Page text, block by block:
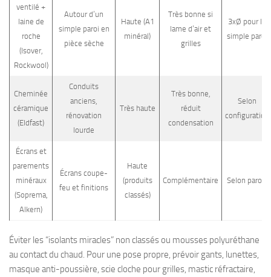
ventilé +
laine de
roche
(Isover,
Rockwool)
Autour d’un
simple paroi en
pièce sèche
Haute (A1
minéral)
Très bonne si
lame d’air et
grilles
3xØ pour le
simple paroi
Cheminée
céramique
(Eldfast)
Conduits
anciens,
rénovation
lourde
Très haute
Très bonne,
réduit
condensation
Selon
configuration
Écrans et
parements
minéraux
(Soprema,
Alkern)
Écrans coupe-
feu et finitions
Haute
(produits
classés)
Complémentaire Selon parois
Éviter les “isolants miracles” non classés ou mousses polyuréthane
au contact du chaud. Pour une pose propre, prévoir gants, lunettes,
masque anti-poussière, scie cloche pour grilles, mastic réfractaire,